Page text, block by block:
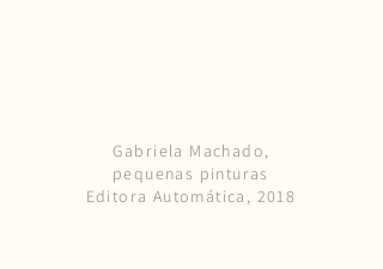
Gabriela Machado,
pequenas pinturas
Editora Automática, 2018